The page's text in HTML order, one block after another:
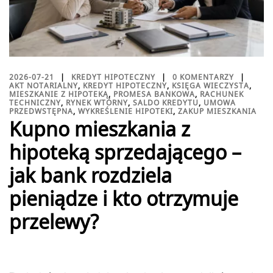
2026-07-21 KREDYT HIPOTECZNY
0 KOMENTARZY
AKT NOTARIALNY, KREDYT HIPOTECZNY, KSIĘGA WIECZYSTA,
MIESZKANIE Z HIPOTEKĄ, PROMESA BANKOWA, RACHUNEK
TECHNICZNY, RYNEK WTÓRNY, SALDO KREDYTU, UMOWA
PRZEDWSTĘPNA, WYKREŚLENIE HIPOTEKI, ZAKUP MIESZKANIA
Kupno mieszkania z
hipoteką sprzedającego –
jak bank rozdziela
pieniądze i kto otrzymuje
przelewy?